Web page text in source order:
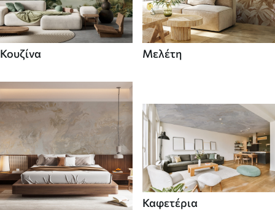
Κουζίνα Μελέτη
Καφετέρια